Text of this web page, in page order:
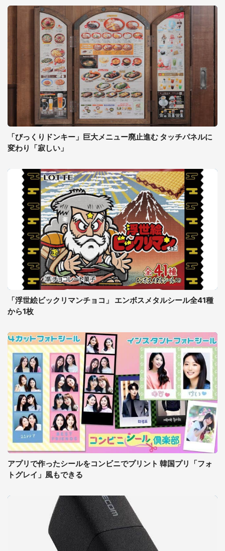
「びっくりドンキー」巨大メニュー廃止進む タッチパネルに
変わり「寂しい」
「浮世絵ビックリマンチョコ」 エンボスメタルシール全41種
から1枚
アプリで作ったシールをコンビニでプリント 韓国プリ「フォ
トグレイ」風もできる